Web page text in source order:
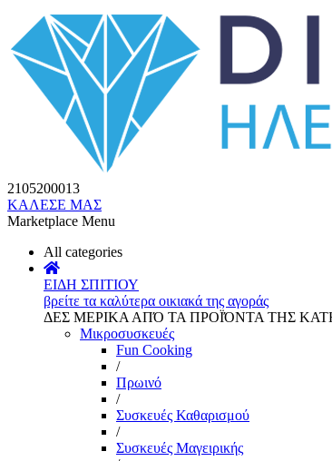
2105200013
ΚΑΛΕΣΕ ΜΑΣ
Marketplace Menu
All categories
ΕΙΔΗ ΣΠΙΤΙΟΥ
βρείτε τα καλύτερα οικιακά της αγοράς
ΔΕΣ ΜΕΡΙΚΑ ΑΠΌ ΤΑ ΠΡΟΪΌΝΤΑ ΤΗΣ
Μικροσυσκευές
Fun Cooking
/
Πρωινό
/
Συσκευές Καθαρισμού
/
Συσκευές Μαγειρικής